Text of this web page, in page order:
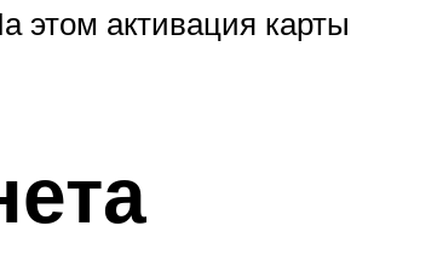
этом активация карты